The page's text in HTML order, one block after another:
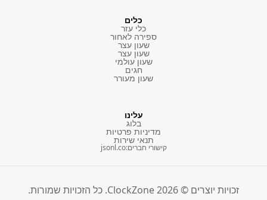
כלים
כלי עזר
ספירה לאחור
שעון עצר
שעון עצר
שעון עולמי
חגים
שעון מעורר
עלינו
בלוג
מדיניות פרטיות
תנאי שירות
קישורי חברים:
jsonl.co
זכויות יוצרים © 2026 ClockZone. כל הזכויות שמורות.